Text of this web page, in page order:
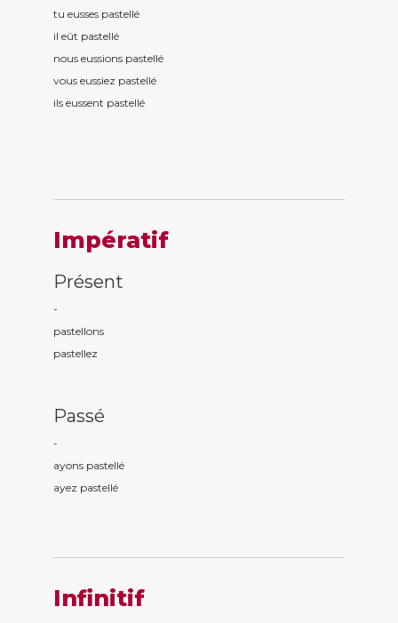
tu eusses pastellé
il eût pastellé
nous eussions pastellé
vous eussiez pastellé
ils eussent pastellé
Impératif
Présent
-
pastellons
pastellez
Passé
-
ayons pastellé
ayez pastellé
Infinitif